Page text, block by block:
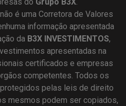
não é uma Corretora de Valores
informação apresentada
da B3X INVESTIMENTOS,
apresentadas na
certificados e empresas
competentes. Todos os
pelas leis de direito
mesmos podem ser copiados,